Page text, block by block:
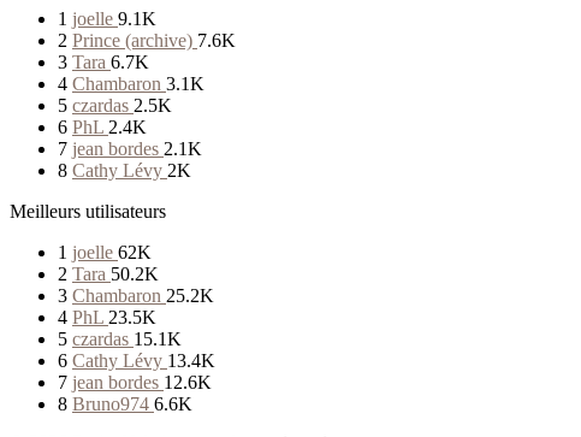
1 joelle 9.1K
2 Prince (archive) 7.6K
3 Tara 6.7K
4 Chambaron 3.1K
5 czardas 2.5K
6 PhL 2.4K
7 jean bordes 2.1K
8 Cathy Lévy 2K
Meilleurs utilisateurs
1 joelle 62K
2 Tara 50.2K
3 Chambaron 25.2K
4 PhL 23.5K
5 czardas 15.1K
6 Cathy Lévy 13.4K
7 jean bordes 12.6K
8 Bruno974 6.6K